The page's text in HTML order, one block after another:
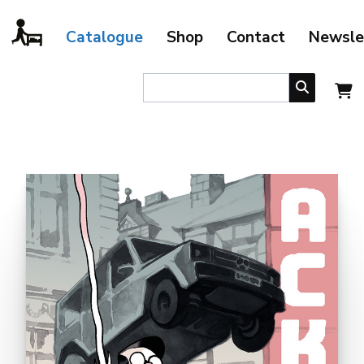
Catalogue Shop Contact